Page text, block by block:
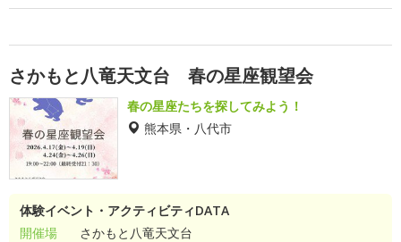
さかもと八竜天文台 春の星座観望会
春の星座たちを探してみよう！
熊本県・八代市
体験イベント・アクティビティDATA
開催場
さかもと八竜天文台